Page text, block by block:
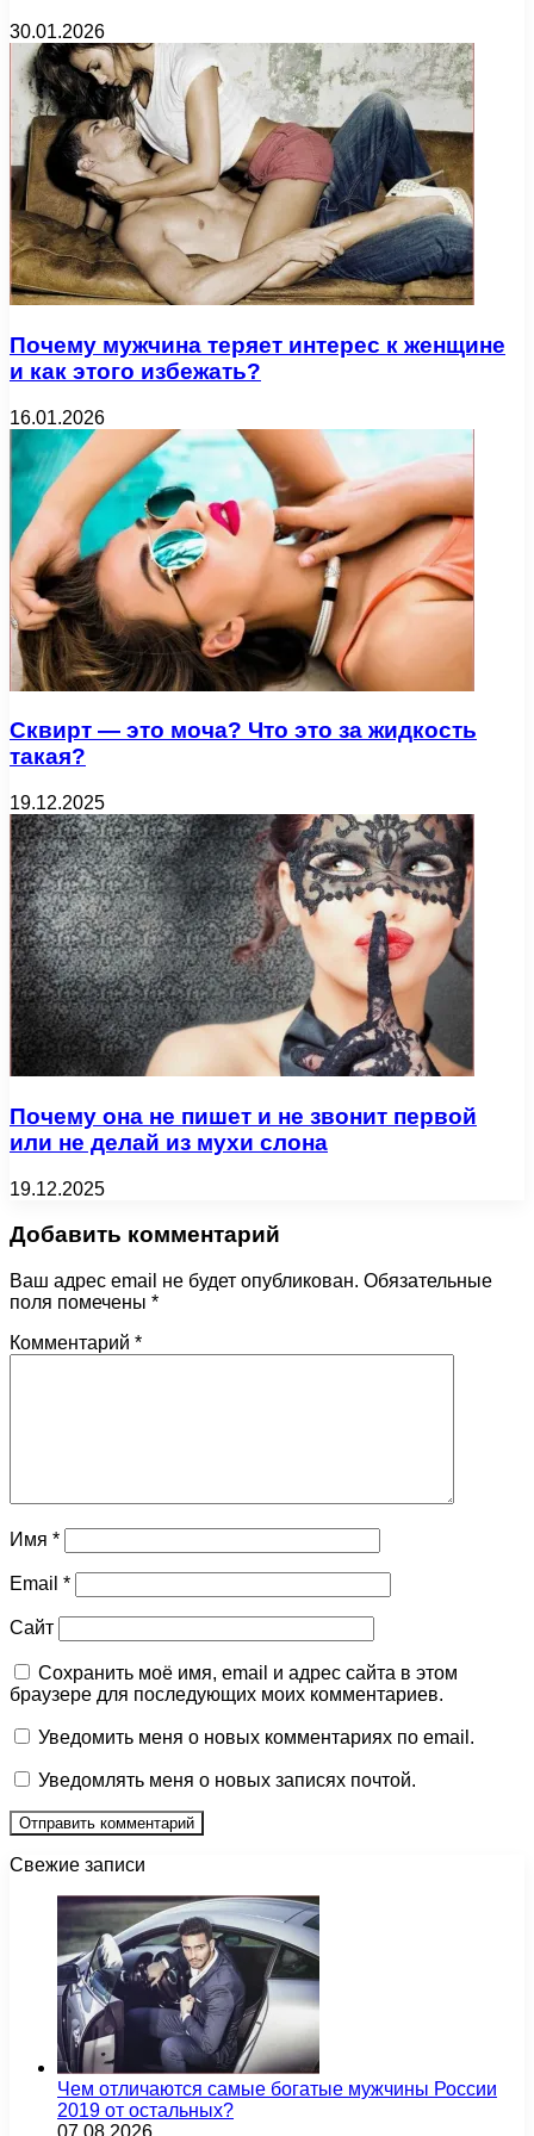
30.01.2026
Почему мужчина теряет интерес к женщине
и как этого избежать?
16.01.2026
Сквирт — это моча? Что это за жидкость
такая?
19.12.2025
Почему она не пишет и не звонит первой
или не делай из мухи слона
19.12.2025
Добавить комментарий
Ваш адрес email не будет опубликован. Обязательные
поля помечены *
Комментарий *
Имя *
Email *
Сайт
Сохранить моё имя, email и адрес сайта в этом
браузере для последующих моих комментариев.
Уведомить меня о новых комментариях по email.
Уведомлять меня о новых записях почтой.
Свежие записи
Чем отличаются самые богатые мужчины России
2019 от остальных?
07.08.2026